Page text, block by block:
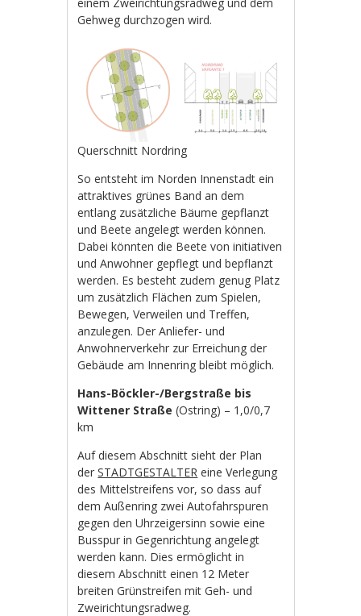
Gehweg durchzogen wird.
Querschnitt Nordring
So entsteht im Norden Innenstadt ein
attraktives grünes Band an dem
entlang zusätzliche Bäume gepflanzt
und Beete angelegt werden können.
Dabei könnten die Beete von initiativen
und Anwohner gepflegt und bepflanzt
werden. Es besteht zudem genug Platz
um zusätzlich Flächen zum Spielen,
Bewegen, Verweilen und Treffen,
anzulegen. Der Anliefer- und
Anwohnerverkehr zur Erreichung der
Gebäude am Innenring bleibt möglich.
Hans-Böckler-/Bergstraße bis
Wittener Straße (Ostring) – 1,0/0,7
km
Auf diesem Abschnitt sieht der Plan
derSTADTGESTALTER eine Verlegung
des Mittelstreifens vor, so dass auf
dem Außenring zwei Autofahrspuren
gegen den Uhrzeigersinn sowie eine
Busspur in Gegenrichtung angelegt
werden kann. Dies ermöglicht in
diesem Abschnitt einen 12 Meter
breiten Grünstreifen mit Geh- und
Zweirichtungsradweg.